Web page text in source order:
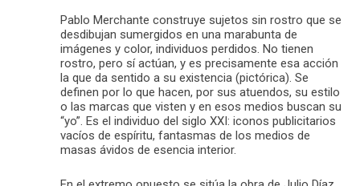
Pablo Merchante construye sujetos sin rostro que se
desdibujan sumergidos en una marabunta de
imágenes y color, individuos perdidos. No tienen
rostro, pero sí actúan, y es precisamente esa acción
la que da sentido a su existencia (pictórica). Se
definen por lo que hacen, por sus atuendos, su estilo
o las marcas que visten y en esos medios buscan su
“yo”. Es el individuo del siglo XXI: iconos publicitarios
vacíos de espíritu, fantasmas de los medios de
masas ávidos de esencia interior.